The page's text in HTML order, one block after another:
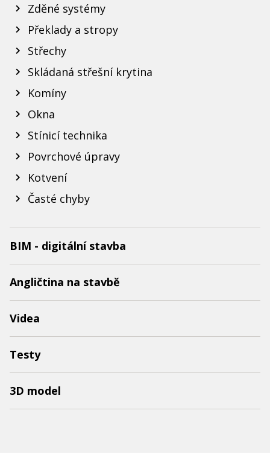
Zděné systémy
Překlady a stropy
Střechy
Skládaná střešní krytina
Komíny
Okna
Stínicí technika
Povrchové úpravy
Kotvení
Časté chyby
BIM - digitální stavba
Angličtina na stavbě
Videa
Testy
3D model